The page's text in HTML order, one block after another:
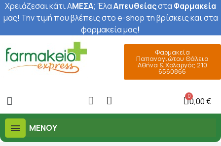
Χρειάζεσαι κάτι ΑΜΕΣΑ; ΈλαΑπευθείαςστα Φαρμακεία
μας! Την τιμή που βλέπεις στο e-shop τη βρίσκεις και στα
φαρμακεία μας!
Φαρμακεία
Παπαναγιώτου Θάλεια
Αθήνα & Χολαργός 210
6560866
0,00 €
ΜΕΝΟΎ